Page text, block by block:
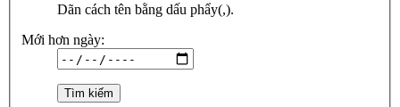
Dãn cách tên bằng dấu phẩy(,).
Mới hơn ngày: